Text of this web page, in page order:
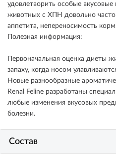
удовлетворить особые
животных с ХПН довольно часто
аппетита, непереносимость
Полезная информация:
Первоначальная оценка диеты
запаху, когда носом
Новые разнообразные
Renal Feline разработаны
любые изменения вкусовых
болезни.
Состав